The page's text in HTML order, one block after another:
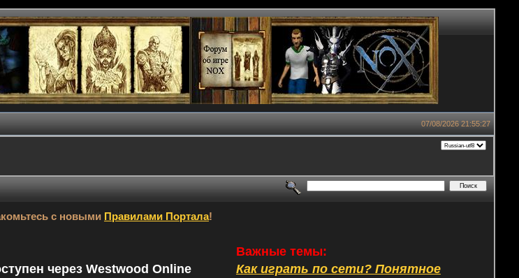
07/08/2026 21:55:27
с новыми Правилами Портала!
через Westwood Online
Важные темы:
Как играть по сети? Понятное